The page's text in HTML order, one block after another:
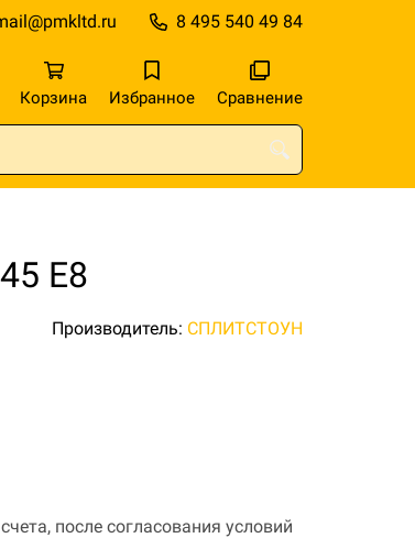
8 495 540 49 84
Корзина Избранное Сравнение
E8
Производитель: СПЛИТСТОУН
после согласования условий